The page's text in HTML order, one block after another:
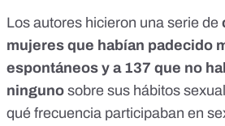
Los autores hicieron una serie de
mujeres que habían padecido
espontáneos y a 137 que no
ninguno sobre sus hábitos
qué frecuencia participaban en